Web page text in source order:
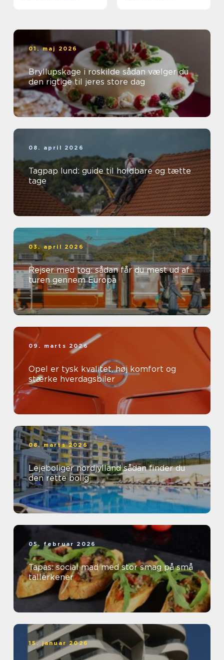
01. maj 2026
Bryllupskage i roskilde sådan vælger du
den rigtige til jeres store dag
08. april 2026
Tagpap lund: guide til holdbare og tætte
tage
03. april 2026
Rejser med tog: sådan får du mest ud af
turen gennem Europa
09. marts 2026
Opel er tysk kvalitet, høj komfort og
stærke hverdagsbiler
08. marts 2026
Lejeboliger nordjylland sådan finder du
den rette bolig
05. februar 2026
Tapas: social mad med stor smag på små
tallerkener
15. januar 2026